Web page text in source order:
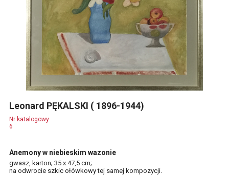
Leonard PĘKALSKI ( 1896-1944)
Nr katalogowy
6
Anemony w niebieskim wazonie
gwasz, karton; 35 x 47,5 cm;
na odwrocie szkic ołówkowy tej samej kompozycji.